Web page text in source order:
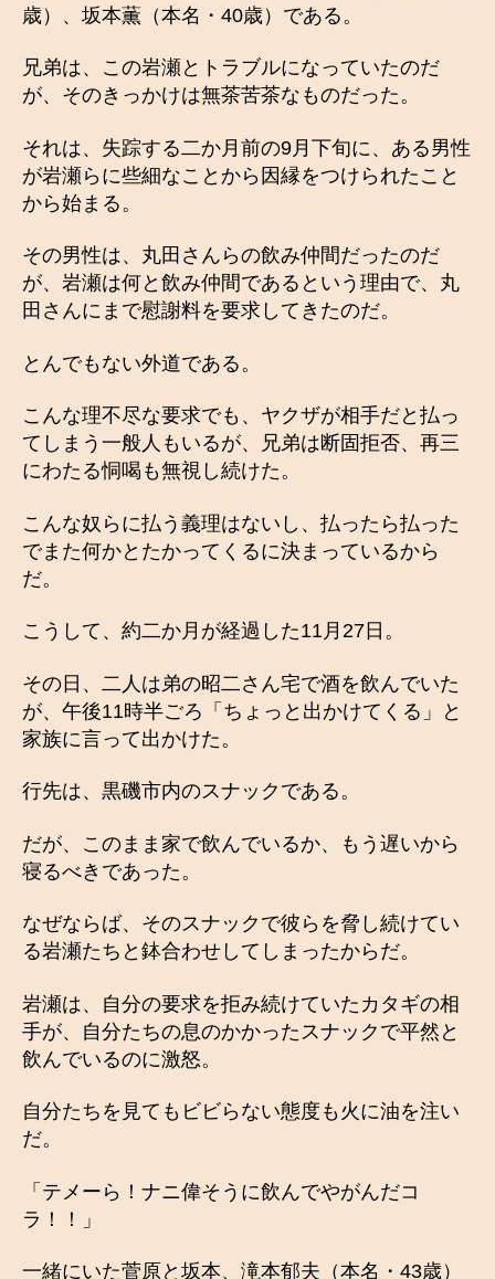
歳）、坂本薫（本名・40歳）である。
兄弟は、この岩瀬とトラブルになっていたのだ
が、そのきっかけは無茶苦茶なものだった。
それは、失踪する二か月前の9月下旬に、ある男性
が岩瀬らに些細なことから因縁をつけられたこと
から始まる。
その男性は、丸田さんらの飲み仲間だったのだ
が、岩瀬は何と飲み仲間であるという理由で、丸
田さんにまで慰謝料を要求してきたのだ。
とんでもない外道である。
こんな理不尽な要求でも、ヤクザが相手だと払っ
てしまう一般人もいるが、兄弟は断固拒否、再三
にわたる恫喝も無視し続けた。
こんな奴らに払う義理はないし、払ったら払った
でまた何かとたかってくるに決まっているから
だ。
こうして、約二か月が経過した11月27日。
その日、二人は弟の昭二さん宅で酒を飲んでいた
が、午後11時半ごろ「ちょっと出かけてくる」と
家族に言って出かけた。
行先は、黒磯市内のスナックである。
だが、このまま家で飲んでいるか、もう遅いから
寝るべきであった。
なぜならば、そのスナックで彼らを脅し続けてい
る岩瀬たちと鉢合わせしてしまったからだ。
岩瀬は、自分の要求を拒み続けていたカタギの相
手が、自分たちの息のかかったスナックで平然と
飲んでいるのに激怒。
自分たちを見てもビビらない態度も火に油を注い
だ。
「テメーら！ナニ偉そうに飲んでやがんだコ
ラ！！」
一緒にいた菅原と坂本、滝本郁夫（本名・43歳）